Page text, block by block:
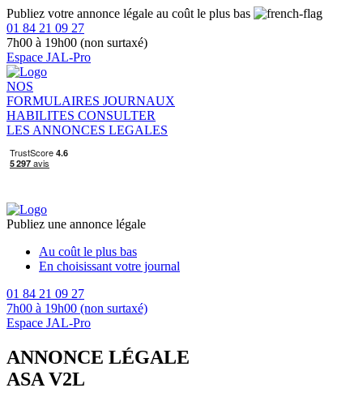
Publiez votre annonce légale au coût le plus bas
01 84 21 09 27
7h00 à 19h00 (non surtaxé)
Espace JAL-Pro
NOS
FORMULAIRES JOURNAUX
HABILITES CONSULTER
LES ANNONCES LEGALES
Publiez une annonce légale
Au coût le plus bas
En choisissant votre journal
01 84 21 09 27
7h00 à 19h00 (non surtaxé)
Espace JAL-Pro
ANNONCE LÉGALE
ASA V2L